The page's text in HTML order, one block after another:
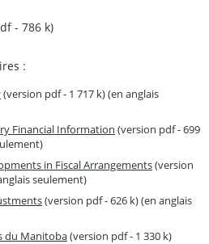
- 786 k)
:
(version pdf - 1 717 k) (en anglais
Financial Information (version pdf - 699
in Fiscal Arrangements(version
seulement)
(version pdf - 626 k) (en anglais
du Manitoba(version pdf - 1 330 k)